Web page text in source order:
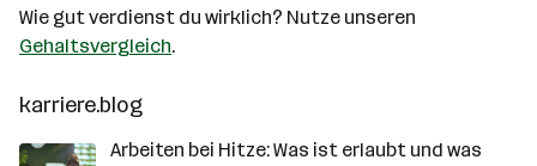
Wie gut verdienst du wirklich? Nutze unseren
Gehaltsvergleich.
karriere.blog
Arbeiten bei Hitze: Was ist erlaubt und was